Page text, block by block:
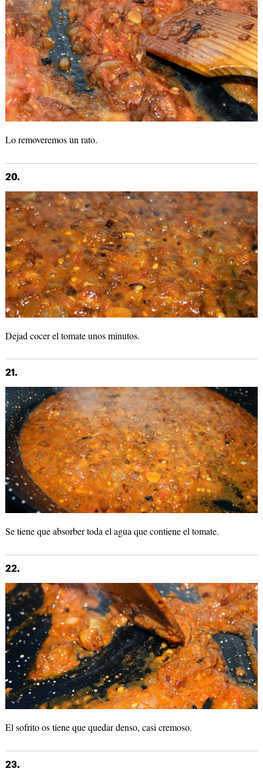
Lo removeremos un rato.
20.
Dejad cocer el tomate unos minutos.
21.
Se tiene que absorber toda el agua que contiene el tomate.
22.
El sofrito os tiene que quedar denso, casi cremoso.
23.